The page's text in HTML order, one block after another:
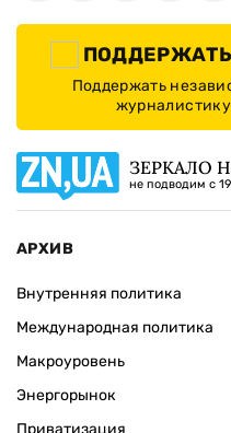
ПОДДЕРЖАТЬ
Поддержать
ЗЕРКАЛО
не подводим с
АРХИВ
Внутренняя политика
Международная политика
Макроуровень
Энергорынок
Приватизация